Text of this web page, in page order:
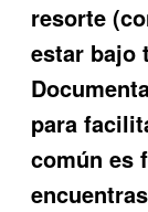
resorte
estar bajo
para
común es